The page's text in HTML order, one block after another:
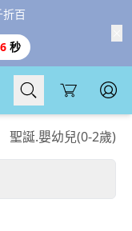
折百
秒
Cart
聖誕.嬰幼兒(0-2歲)